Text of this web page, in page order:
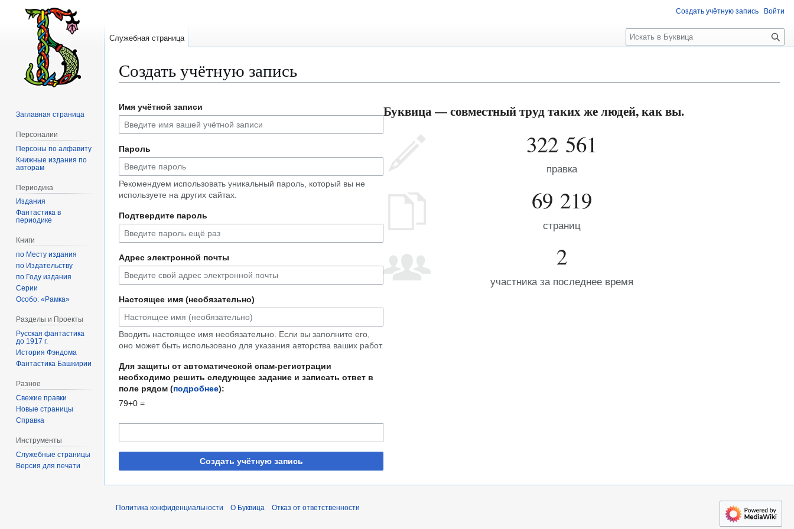
Создать учётную запись
к
навигации
к
поиску
Имя учётной записи
Пароль
Рекомендуем использовать уникальный пароль, который вы не
используете на других сайтах.
Подтвердите пароль
Адрес электронной почты
Настоящее имя (необязательно)
Вводить настоящее имя необязательно. Если вы заполните его,
оно может быть использовано для указания авторства ваших работ.
Для защиты от автоматической спам-регистрации
необходимо решить следующее задание и записать ответ в
поле рядом (подробнее):
79+0 =
Создать учётную запись
Буквица — совместный труд таких же людей, как вы.
322 561
правка
69 219
страниц
2
участника за последнее время
Создать учётную запись Войти
Служебная страница
П
о
к
Заглавная страница
Персоналии
Персоны по алфавиту
Книжные издания по
авторам
Периодика
Издания
Фантастика в
периодике
Книги
по Месту издания
по Издательству
по Году издания
Серии
Особо: «Рамка»
Разделы и Проекты
Русская фантастика
до 1917 г.
История Фэндома
Фантастика Башкирии
Разное
Свежие правки
Новые страницы
Справка
Инструменты
Служебные страницы
Версия для печати
Политика конфиденциальности О Буквица Отказ от ответственности